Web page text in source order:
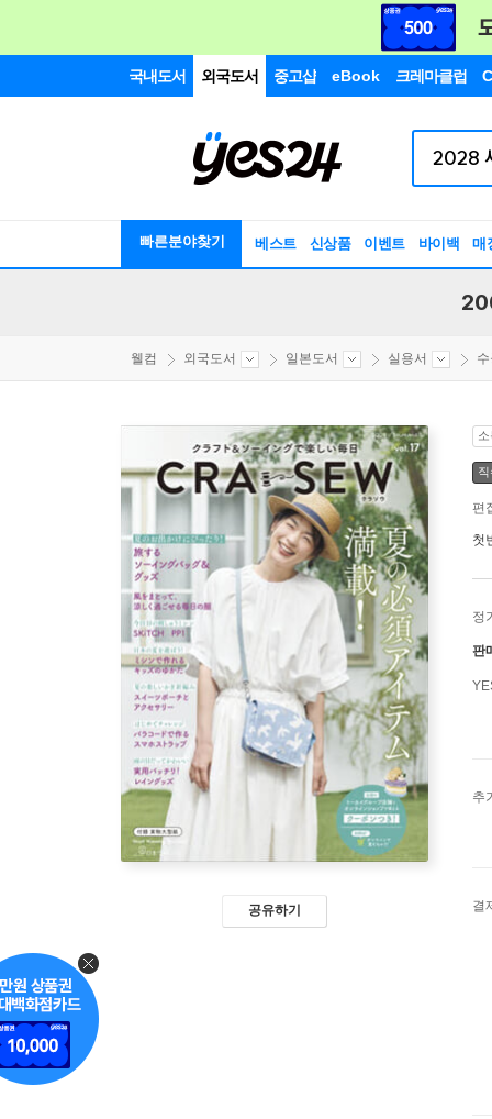
국내도서 외국도서 중고샵 eBook 크레마클럽
빠른분야찾기 베스트 신상품 이벤트 바이백 매
웰컴 외국도서 일본도서 실용서
공유하기
편
첫
정
판
추
결